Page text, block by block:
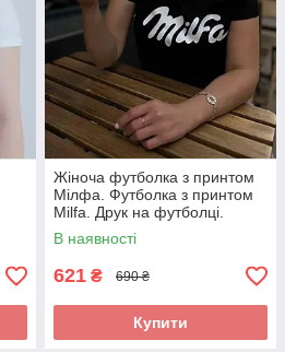
Жіноча футболка з принтом
Мілфа. Футболка з принтом
Milfa. Друк на футболці.
В наявності
621 ₴ 690 ₴
Купити